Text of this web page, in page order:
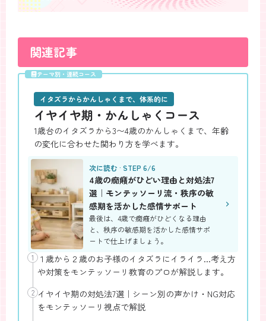
関連記事
テーマ別・連続コース 全6本
イタズラからかんしゃくまで、体系的に
イヤイヤ期・かんしゃくコース
1歳台のイタズラから3〜4歳のかんしゃくまで、年齢
の変化に合わせた関わり方を学べます。
次に読む · STEP 6/6
4歳の癇癪がひどい理由と対処法7
選｜モンテッソーリ流・秩序の敏
感期を活かした感情サポート
最後は、4歳で癇癪がひどくなる理由
と、秩序の敏感期を活かした感情サポ
ートで仕上げましょう。
1 １歳から２歳のお子様のイタズラにイライラ...考え方
や対策をモンテッソーリ教育のプロが解説します。
2 イヤイヤ期の対処法7選｜シーン別の声かけ・NG対応
をモンテッソーリ視点で解説